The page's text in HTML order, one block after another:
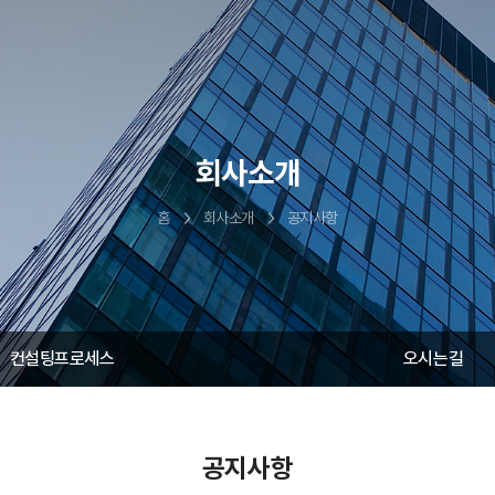
회사소개
홈 회사소개 공지사항
컨설팅프로세스 오시는길
공지사항